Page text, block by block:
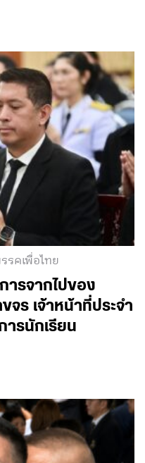
รคเพื่อไทย
รจากไปของ
ร เจ้าหน้าที่ประจำ
รนักเรียน